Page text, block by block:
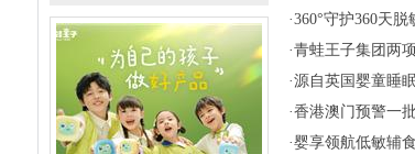
·360°守护360天
·青蛙王子集团两
·源自英国婴童睡
·香港澳门预警一
食品安全标准
·婴享领航低敏辅
晚装守护儿童全天活力